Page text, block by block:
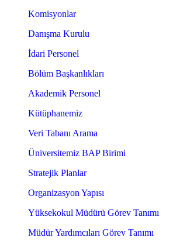
Komisyonlar
Danışma Kurulu
İdari Personel
Bölüm Başkanlıkları
Akademik Personel
Kütüphanemiz
Veri Tabanı Arama
Üniversitemiz BAP Birimi
Stratejik Planlar
Organizasyon Yapısı
Yüksekokul Müdürü Görev Tanımı
Müdür Yardımcıları Görev Tanımı